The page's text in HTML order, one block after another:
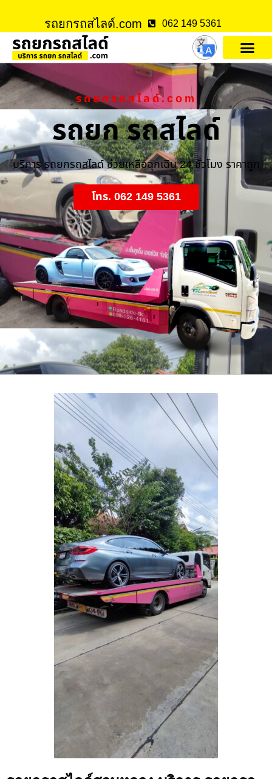
รถยกรถสไลด์.com 062 149 5361
รถยกรถสไลด์.com
รถยก รถสไลด์
บริการ รถยกรถสไลด์ ช่วยเหลือฉุกเฉิน 24 ชั่วโมง ราคาถูก
โทร. 062 149 5361